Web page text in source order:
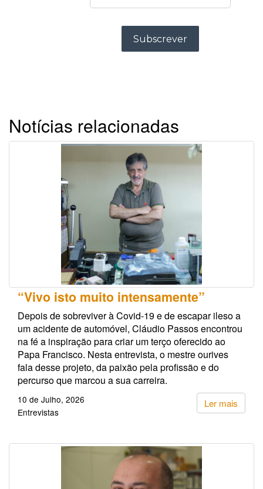
Notícias relacionadas
“Vivo isto muito intensamente”
Depois de sobreviver à Covid-19 e de escapar ileso a
um acidente de automóvel, Cláudio Passos encontrou
na fé a inspiração para criar um terço oferecido ao
Papa Francisco. Nesta entrevista, o mestre ourives
fala desse projeto, da paixão pela profissão e do
percurso que marcou a sua carreira.
Ler mais
10 de Julho, 2026
Entrevistas